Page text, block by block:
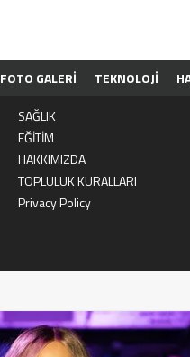
FOTO GALERİ TEKNOLOJİ
KULLANICI SÖZLEŞMESİ
SAĞLIK
EĞİTİM
HAKKIMIZDA
TOPLULUK KURALLARI
Privacy Policy